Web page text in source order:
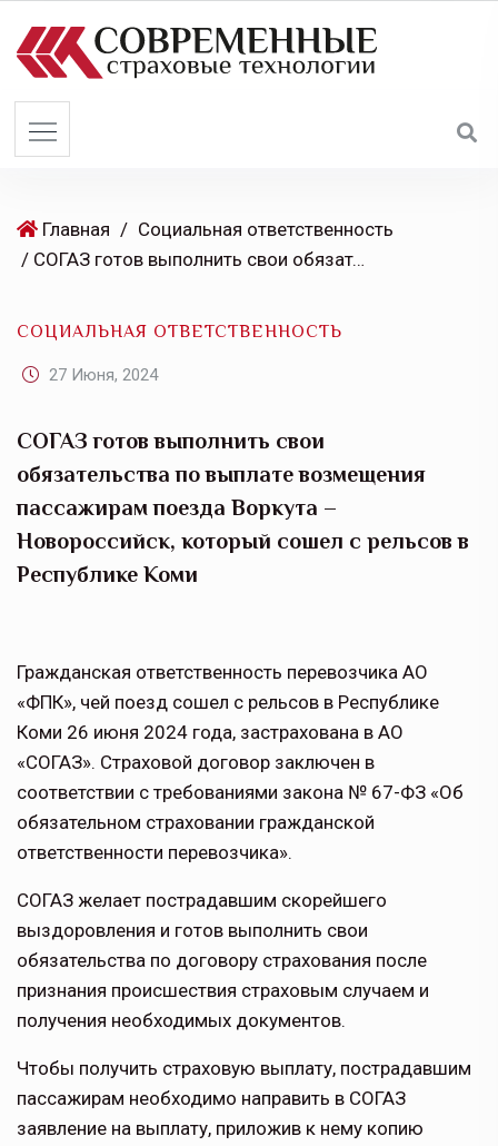
Главная / Социальная ответственность
/ СОГАЗ готов выполнить свои обязательства по выплате возмещения пассажирам поезда Воркута – Новороссийск, который сошел с рельсов в Республике Коми
СОЦИАЛЬНАЯ ОТВЕТСТВЕННОСТЬ
27 Июня, 2024
СОГАЗ готов выполнить свои
обязательства по выплате возмещения
пассажирам поезда Воркута –
Новороссийск, который сошел с рельсов в
Республике Коми
Гражданская ответственность перевозчика АО
«ФПК», чей поезд сошел с рельсов в Республике
Коми 26 июня 2024 года, застрахована в АО
«СОГАЗ». Страховой договор заключен в
соответствии с требованиями закона № 67-ФЗ «Об
обязательном страховании гражданской
ответственности перевозчика».
СОГАЗ желает пострадавшим скорейшего
выздоровления и готов выполнить свои
обязательства по договору страхования после
признания происшествия страховым случаем и
получения необходимых документов.
Чтобы получить страховую выплату, пострадавшим
пассажирам необходимо направить в СОГАЗ
заявление на выплату, приложив к нему копию